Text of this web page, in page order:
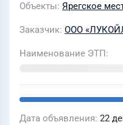
«Яреганефть»,
База
пожарной
ТПП
Объекты Ярегское
Заказчик ООО
Наименование ЭТП
Дата объявления 22